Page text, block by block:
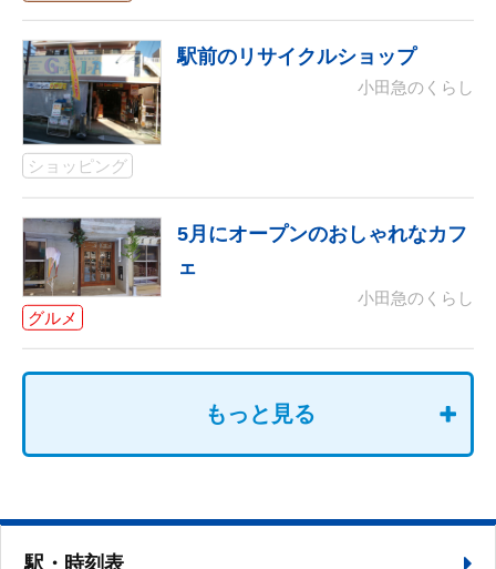
ショッピング
駅前のリサイクルショップ
小田急のくらし
グルメ
5月にオープンのおしゃれなカフ
ェ
小田急のくらし
もっと見る
駅・時刻表